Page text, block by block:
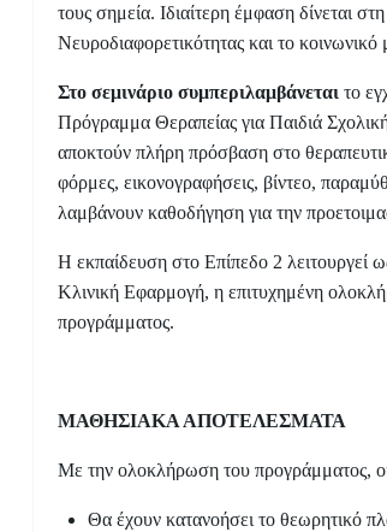
τους σημεία. Ιδιαίτερη έμφαση δίνεται
Νευροδιαφορετικότητας και το κοινωνικό
Στο σεμινάριο συμπεριλαμβάνεται το
Πρόγραμμα Θεραπείας για Παιδιά
αποκτούν πλήρη πρόσβαση στο
φόρμες, εικονογραφήσεις, βίντεο,
λαμβάνουν καθοδήγηση για την
Η εκπαίδευση στο Επίπεδο 2 λειτουργεί
Κλινική Εφαρμογή, η επιτυχημένη
προγράμματος.
ΜΑΘΗΣΙΑΚΑ ΑΠΟΤΕΛΕΣΜΑΤΑ
Με την ολοκλήρωση του προγράμματος,
Θα έχουν κατανοήσει το θεωρητικό